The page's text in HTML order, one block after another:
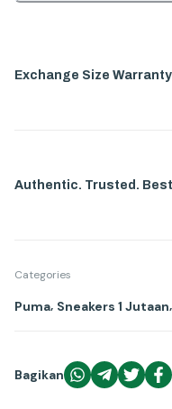
Exchange Size Warranty
Authentic. Trusted.
Categories
Puma Sneakers 1 Jutaan
Bagikan